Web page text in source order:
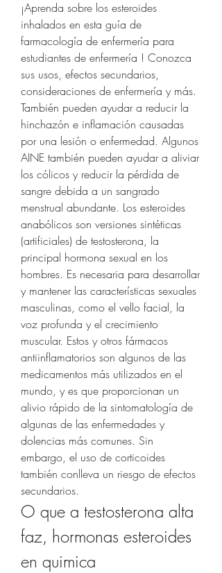
¡Aprenda sobre los esteroides
inhalados en esta guía de
farmacología de enfermería para
estudiantes de enfermería ! Conozca
sus usos, efectos secundarios,
consideraciones de enfermería y más.
También pueden ayudar a reducir la
hinchazón e inflamación causadas
por una lesión o enfermedad. Algunos
AINE también pueden ayudar a aliviar
los cólicos y reducir la pérdida de
sangre debida a un sangrado
menstrual abundante. Los esteroides
anabólicos son versiones sintéticas
(artificiales) de testosterona, la
principal hormona sexual en los
hombres. Es necesaria para desarrollar
y mantener las características sexuales
masculinas, como el vello facial, la
voz profunda y el crecimiento
muscular. Estos y otros fármacos
antiinflamatorios son algunos de las
medicamentos más utilizados en el
mundo, y es que proporcionan un
alivio rápido de la sintomatología de
algunas de las enfermedades y
dolencias más comunes. Sin
embargo, el uso de corticoides
también conlleva un riesgo de efectos
secundarios.
O que a testosterona alta
faz, hormonas esteroides
en quimica